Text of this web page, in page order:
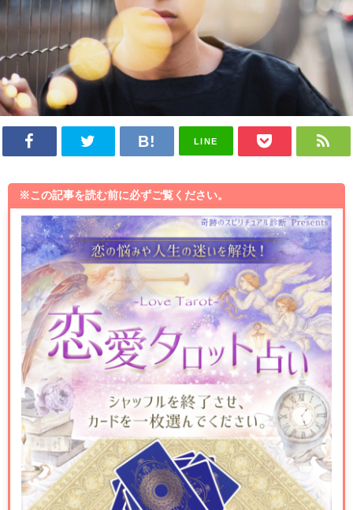
LINE
※この記事を読む前に必ずご覧ください。